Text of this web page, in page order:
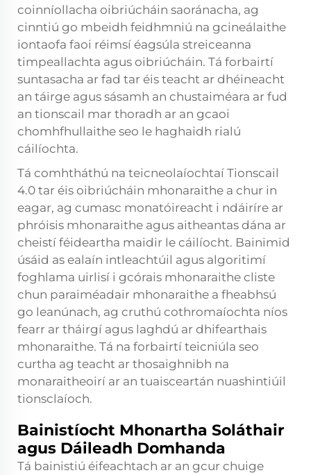
coinníollacha oibriúcháin saoránacha, ag
cinntiú go mbeidh feidhmniú na gcineálaithe
iontaofa faoi réimsí éagsúla streiceanna
timpeallachta agus oibriúcháin. Tá forbairtí
suntasacha ar fad tar éis teacht ar dhéineacht
an táirge agus sásamh an chustaiméara ar fud
an tionscail mar thoradh ar an gcaoi
chomhfhullaithe seo le haghaidh rialú
cáilíochta.
Tá comhtháthú na teicneolaíochtaí Tionscail
4.0 tar éis oibriúcháin mhonaraithe a chur in
eagar, ag cumasc monatóireacht i ndáiríre ar
phróisis mhonaraithe agus aitheantas dána ar
cheistí féideartha maidir le cáilíocht. Bainimid
úsáid as ealaín intleachtúil agus algoritimí
foghlama uirlisí i gcórais mhonaraithe cliste
chun paraiméadair mhonaraithe a fheabhsú
go leanúnach, ag cruthú cothromaíochta níos
fearr ar tháirgí agus laghdú ar dhifearthais
mhonaraithe. Tá na forbairtí teicniúla seo
curtha ag teacht ar thosaighnibh na
monaraitheoirí ar an tuaisceartán nuashintiúil
tionsclaíoch.
Bainistíocht Mhonartha Soláthair
agus Dáileadh Domhanda
Tá bainistiú éifeachtach ar an gcur chuige